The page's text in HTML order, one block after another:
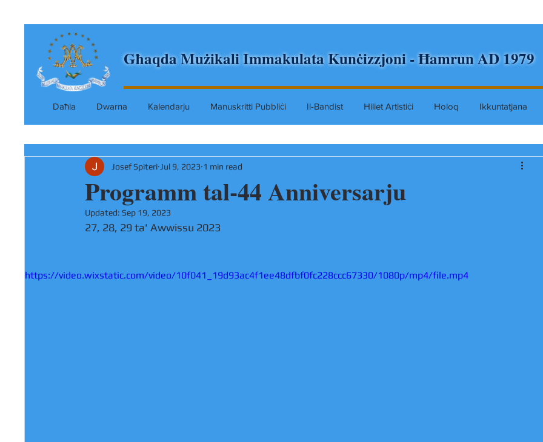
Għaqda Mużikali Immakulata Kunċizzjoni - Ħamrun AD 1979
Daħla Dwarna Kalendarju Manuskritti Pubbliċi Il-Bandist Ħiliet Artistiċi Ħoloq Ikkuntatjana
Programm tal-44 Anniversarju
Josef Spiteri Jul 9, 2023 1 min read
Updated: Sep 19, 2023
27, 28, 29 ta' Awwissu 2023
https://video.wixstatic.com/video/10f041_19d93ac4f1ee48dfbf0fc228ccc67330/1080p/mp4/file.mp4